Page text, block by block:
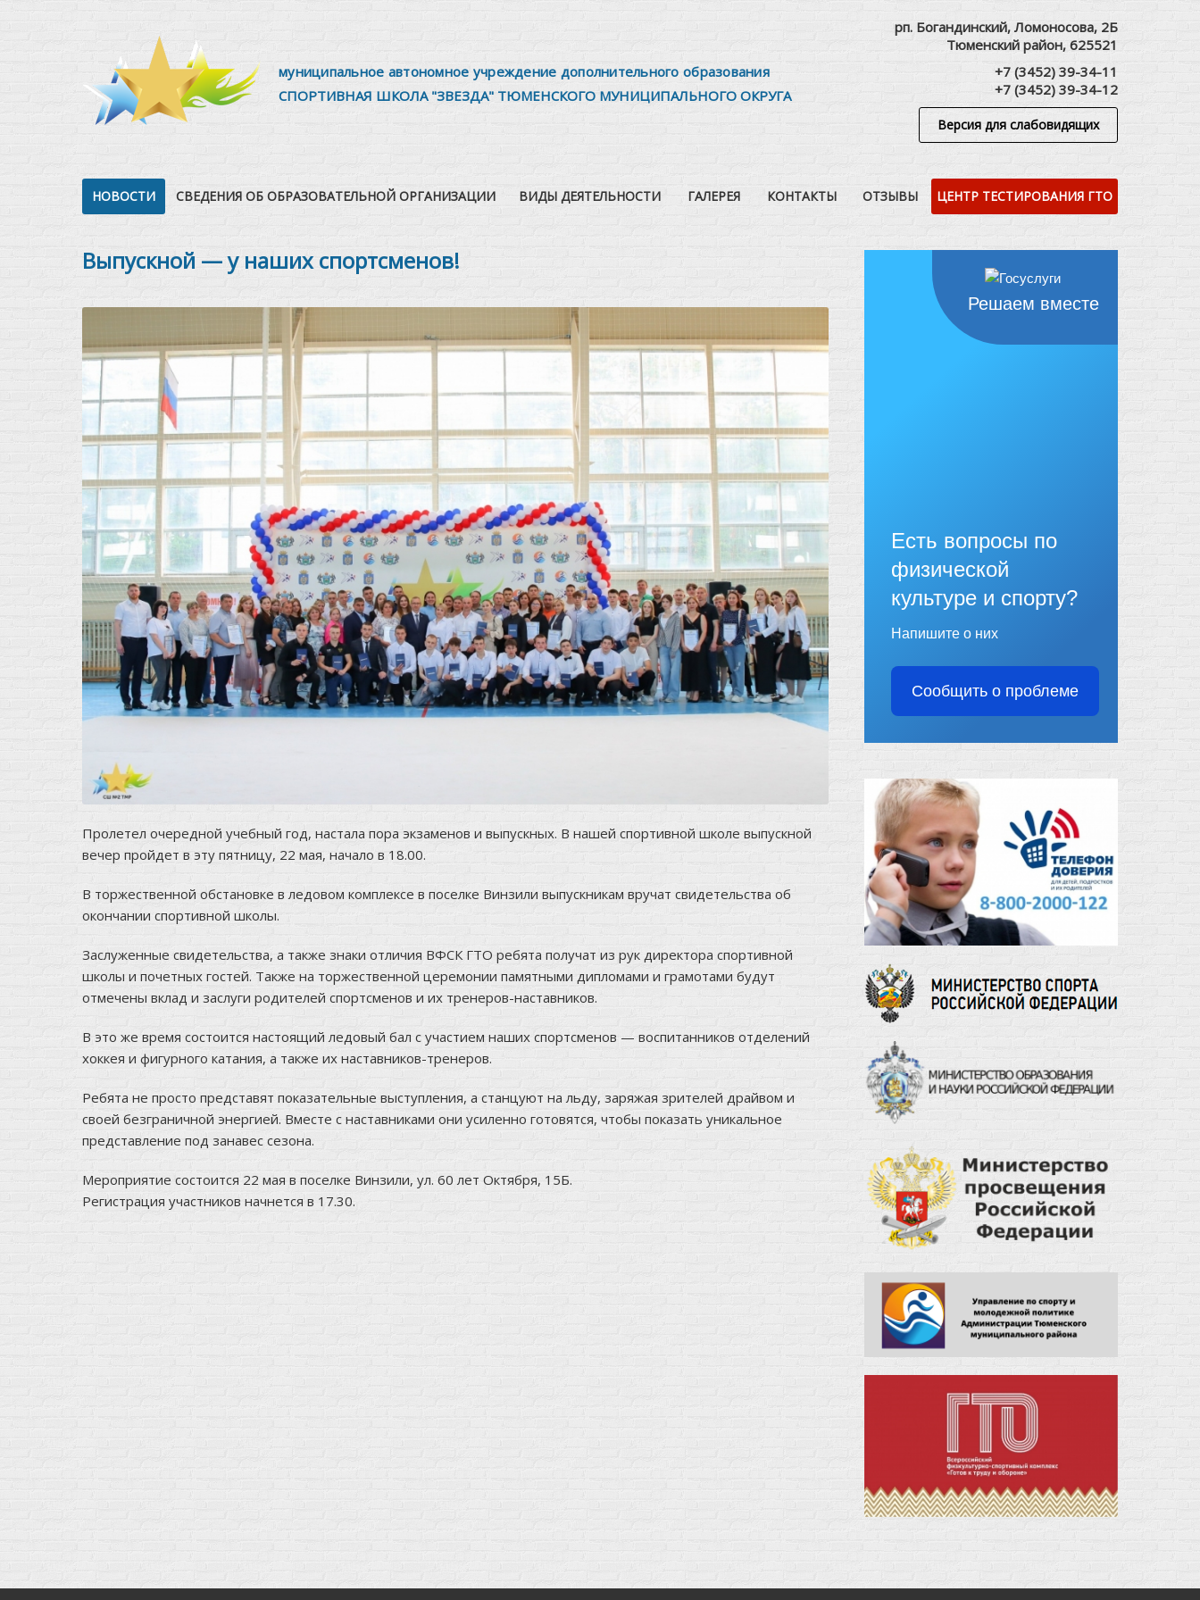
муниципальное автономное учреждение дополнительного образования
СПОРТИВНАЯ ШКОЛА "ЗВЕЗДА" ТЮМЕНСКОГО МУНИЦИПАЛЬНОГО ОКРУГА
рп. Богандинский, Ломоносова, 2Б
Тюменский район, 625521
+7 (3452) 39-34-11
+7 (3452) 39-34-12
Версия для слабовидящих
НОВОСТИ СВЕДЕНИЯ ОБ ОБРАЗОВАТЕЛЬНОЙ ОРГАНИЗАЦИИ ВИДЫ ДЕЯТЕЛЬНОСТИ ГАЛЕРЕЯ КОНТАКТЫ ОТЗЫВЫ ЦЕНТР ТЕСТИРОВАНИЯ ГТО
Выпускной — у наших спортсменов!
Пролетел очередной учебный год, настала пора экзаменов и выпускных. В нашей спортивной школе выпускной
вечер пройдет в эту пятницу, 22 мая, начало в 18.00.
В торжественной обстановке в ледовом комплексе в поселке Винзили выпускникам вручат свидетельства об
окончании спортивной школы.
Заслуженные свидетельства, а также знаки отличия ВФСК ГТО ребята получат из рук директора спортивной
школы и почетных гостей. Также на торжественной церемонии памятными дипломами и грамотами будут
отмечены вклад и заслуги родителей спортсменов и их тренеров-наставников.
В это же время состоится настоящий ледовый бал с участием наших спортсменов — воспитанников отделений
хоккея и фигурного катания, а также их наставников-тренеров.
Ребята не просто представят показательные выступления, а станцуют на льду, заряжая зрителей драйвом и
своей безграничной энергией. Вместе с наставниками они усиленно готовятся, чтобы показать уникальное
представление под занавес сезона.
Мероприятие состоится 22 мая в поселке Винзили, ул. 60 лет Октября, 15Б.
Регистрация участников начнется в 17.30.
Решаем вместе
Есть вопросы по
физической
культуре и спорту?
Напишите о них
Сообщить о проблеме